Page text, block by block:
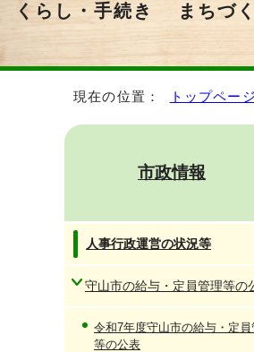
くらし・手続き
まちづ
現在の位置： トップページ
市政情報
人事行政運営の状況等
守山市の給与・定員管理等の
令和7年度守山市の給与・定員
等の公表